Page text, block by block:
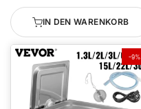
IN DEN WARENKORB
-9%